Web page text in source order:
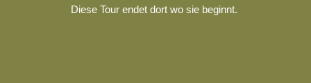
Diese Tour endet dort wo sie beginnt.